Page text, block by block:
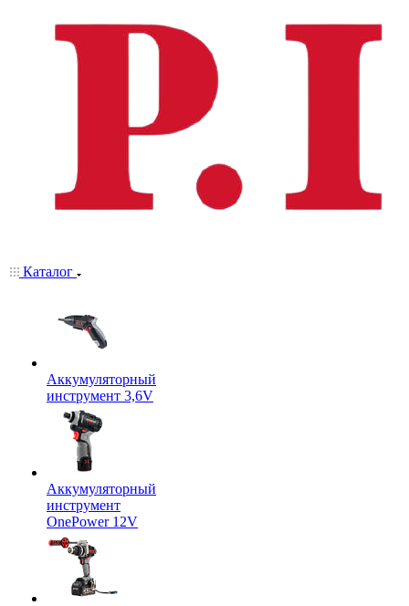
Каталог
Аккумуляторный
инструмент 3,6V
Аккумуляторный
инструмент
OnePower 12V